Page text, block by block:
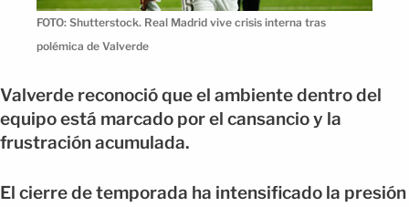
FOTO: Shutterstock. Real Madrid vive crisis interna tras
polémica de Valverde
Valverde reconoció que el ambiente dentro del
equipo está marcado por el cansancio y la
frustración acumulada.
El cierre de temporada ha intensificado la presión